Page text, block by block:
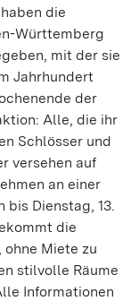
die
Württemberg
mit der sie
Jahrhundert
der
Alle, die ihr
Schlösser und
versehen auf
an einer
bis Dienstag, 13.
die
Miete zu
stilvolle Räume
Informationen